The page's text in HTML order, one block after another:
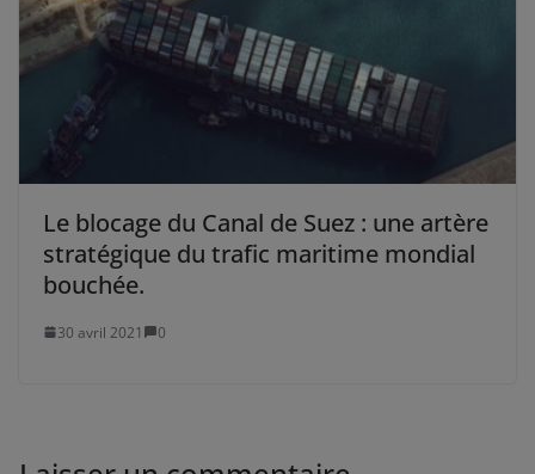
Le blocage du Canal de Suez : une artère
stratégique du trafic maritime mondial
bouchée.
30 avril 2021 0